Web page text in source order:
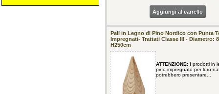
Aggiungi al carrello
Pali in Legno di Pino Nordico con Punta
Impregnati- Trattati Classe III - Diametro:
H250cm
ATTENZIONE: I prodotti in
pino impregnato per loro
potrebbero presentare...